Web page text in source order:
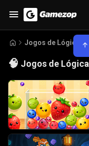
Jogos de Lógica
🧠 Jogos de Lógica